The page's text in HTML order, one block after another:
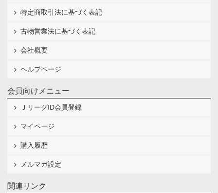
特定商取引法に基づく表記
古物営業法に基づく表記
会社概要
ヘルプページ
会員向けメニュー
ＪリーグID会員登録
マイページ
購入履歴
メルマガ設定
関連リンク